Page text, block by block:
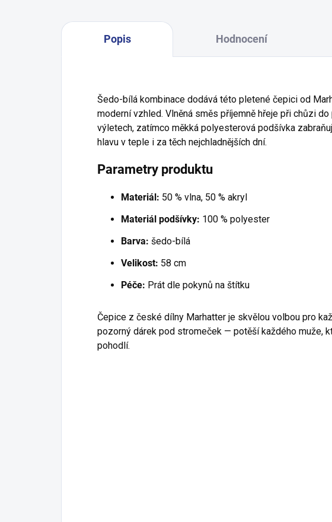
Popis Hodnocení
Šedo-bílá kombinace dodává této pletené čepici od
moderní vzhled. Vlněná směs příjemně hřeje při chůzi
výletech, zatímco měkká polyesterová podšívka
hlavu v teple i za těch nejchladnějších dní.
Parametry produktu
Materiál: 50 % vlna, 50 % akryl
Materiál podšívky: 100 % polyester
Barva: šedo-bílá
Velikost: 58 cm
Péče: Prát dle pokynů na štítku
Čepice z české dílny Marhatter je skvělou volbou pro
pozorný dárek pod stromeček — potěší každého muže,
pohodlí.